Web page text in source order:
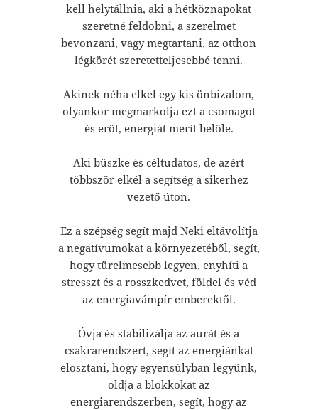
kell helytállnia, aki a hétköznapokat
szeretné feldobni, a szerelmet
bevonzani, vagy megtartani, az otthon
légkörét szeretetteljesebbé tenni.
Akinek néha elkel egy kis önbizalom,
olyankor megmarkolja ezt a csomagot
és erőt, energiát merít belőle.
Aki büszke és céltudatos, de azért
többször elkél a segítség a sikerhez
vezető úton.
Ez a szépség segít majd Neki eltávolítja
a negatívumokat a környezetéből, segít,
hogy türelmesebb legyen, enyhíti a
stresszt és a rosszkedvet, földel és véd
az energiavámpír emberektől.
Óvja és stabilizálja az aurát és a
csakrarendszert, segít az energiánkat
elosztani, hogy egyensúlyban legyünk,
oldja a blokkokat az
energiarendszerben, segít, hogy az